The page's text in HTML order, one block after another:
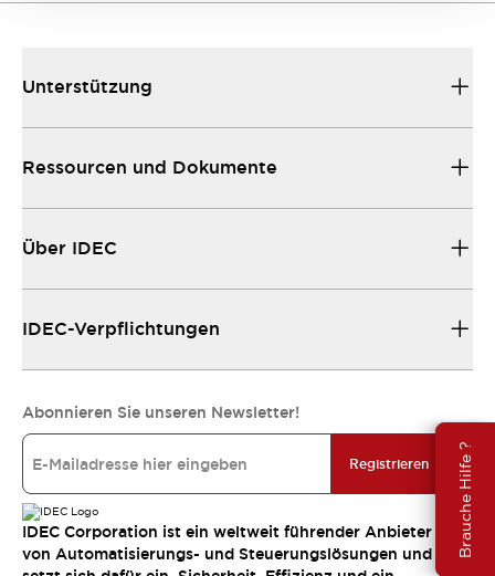
Brauche Hilfe ?
Unterstützung
Ressourcen und Dokumente
Über IDEC
IDEC-Verpflichtungen
Abonnieren Sie unseren Newsletter!
Registrieren
IDEC Corporation ist ein weltweit führender Anbieter
von Automatisierungs- und Steuerungslösungen und